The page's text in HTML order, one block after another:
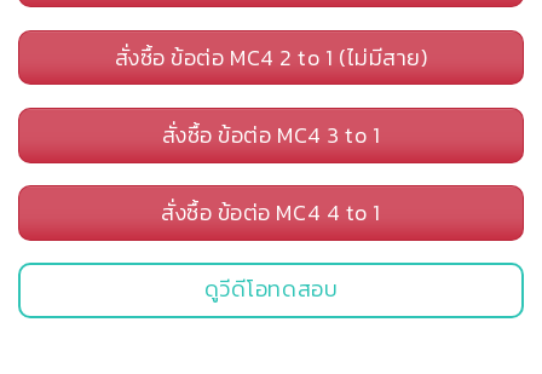
สั่งซื้อ ข้อต่อ MC4 2 to 1 (ไม่มีสาย)
สั่งซื้อ ข้อต่อ MC4 3 to 1
สั่งซื้อ ข้อต่อ MC4 4 to 1
ดูวีดีโอทดสอบ